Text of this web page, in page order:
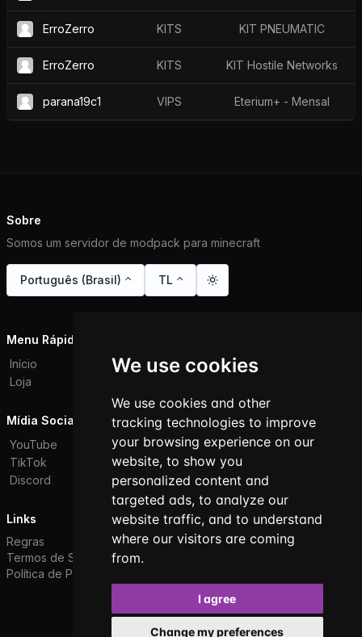
We use cookies
We use cookies and other
tracking technologies to improve
your browsing experience on our
website, to show you
personalized content and
targeted ads, to analyze our
website traffic, and to understand
where our visitors are coming
from.
I agree
Change my preferences
ErroZerro KITS KIT PNEUMATIC
ErroZerro KITS KIT Hostile Networks
parana19c1 VIPS Eterium+ - Mensal
Sobre
Somos um servidor de modpack para minecraft
Português (Brasil) TL
Menu Rápido
Início
Loja
Mídia Social
YouTube
TikTok
Discord
Links
Regras
Termos de Serviço
Política de Privacidade
Todos os direitos reservados. © 2026